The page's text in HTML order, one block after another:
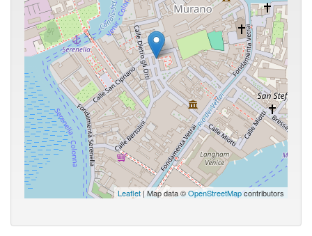
Leaflet | Map data ©OpenStreetMapcontributors